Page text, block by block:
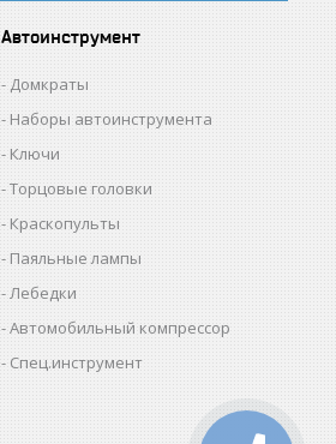
Автоинструмент
Домкраты
Наборы автоинструмента
Ключи
Торцовые головки
Краскопульты
Паяльные лампы
Лебедки
Автомобильный компрессор
Спец.инструмент